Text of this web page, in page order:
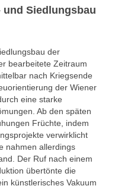
und Siedlungsbau
der
bearbeitete Zeitraum
nach Kriegsende
der Wiener
eine starke
Ab den späten
Früchte, indem
verwirklicht
nahmen allerdings
Der Ruf nach einem
übertönte die
künstlerisches Vakuum